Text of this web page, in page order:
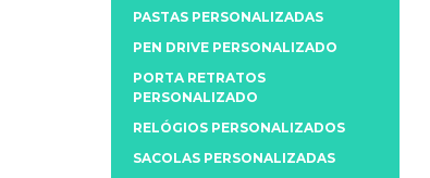
PASTAS PERSONALIZADAS
PEN DRIVE PERSONALIZADO
PORTA RETRATOS
PERSONALIZADO
RELÓGIOS PERSONALIZADOS
SACOLAS PERSONALIZADAS